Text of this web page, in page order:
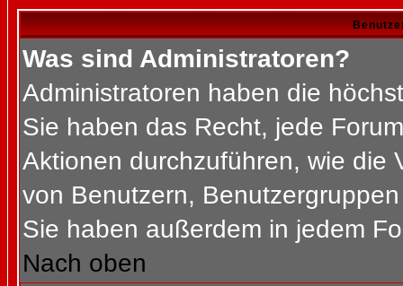
Was sind Administratoren?
Administratoren haben die
Sie haben das Recht, jede
Aktionen durchzuführen, wie die
von Benutzern,
Sie haben außerdem in jedem
Nach oben